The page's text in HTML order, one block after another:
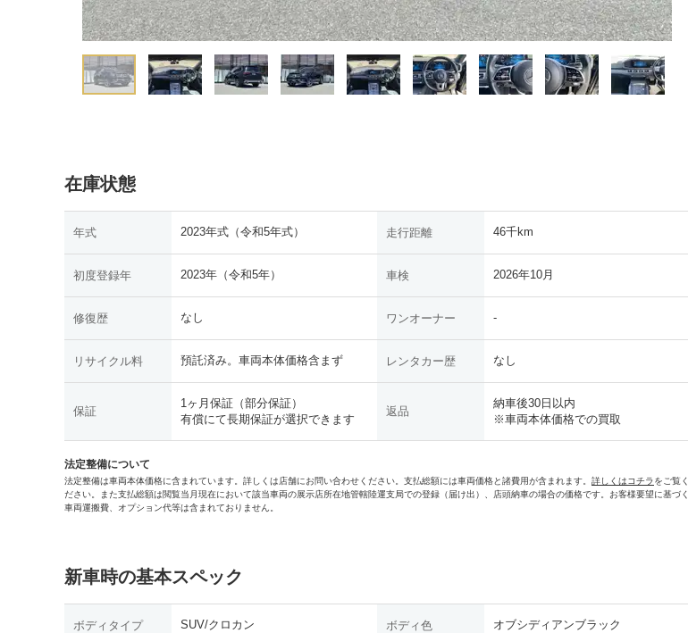
在庫状態
年式 2023年式（令和5年式） 走行距離 46千km
初度登録年 2023年（令和5年） 車検 2026年10月
修復歴 なし ワンオーナー -
リサイクル料 預託済み。車両本体価格含まず レンタカー歴 なし
保証
1ヶ月保証（部分保証）
有償にて長期保証が選択できます
返品
納車後30日以内
※車両本体価格での買取
法定整備について
法定整備は車両本体価格に含まれています。詳しくは店舗にお問い合わせください。支払総額には車両価格と諸費用が含まれます。 詳しくはコチラをご覧く
ださい。また支払総額は閲覧当月現在において該当車両の展示店所在地管轄陸運支局での登録（届け出）、店頭納車の場合の価格です。お客様要望に基づく
車両運搬費、オプション代等は含まれておりません。
新車時の基本スペック
ボディタイプ SUV/クロカン ボディ色 オブシディアンブラック